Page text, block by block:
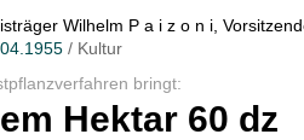
Wilhelm P a i z o n i,
/ Kultur
bringt:
Hektar 60 dz